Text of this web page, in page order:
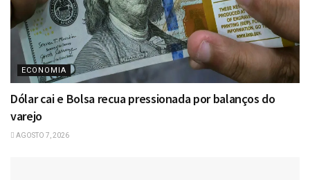
ECONOMIA
Dólar cai e Bolsa recua pressionada por balanços do
varejo
AGOSTO 7, 2026